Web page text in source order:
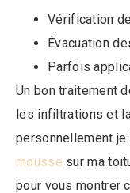
Vérification
Évacuation
Parfois
Un bon traitement
les infiltrations et
personnellement je
mousse sur ma
pour vous montrer